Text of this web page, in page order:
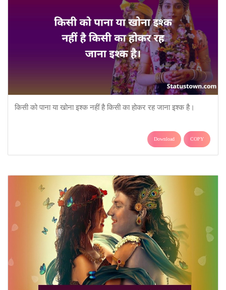
किसी को पाना या खोना इश्क नहीं है किसी का होकर रह जाना इश्क है।
Download COPY